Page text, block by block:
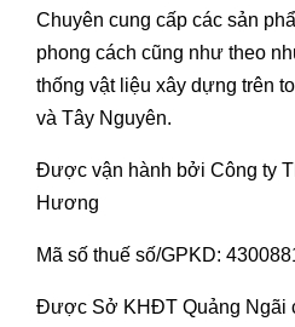
Chuyên cung cấp các sản
phong cách cũng như theo
thống vật liệu xây dựng trên
và Tây Nguyên.
Được vận hành bởi Công ty
Hương
Mã số thuế số/GPKD:
Được Sở KHĐT Quảng Ngãi